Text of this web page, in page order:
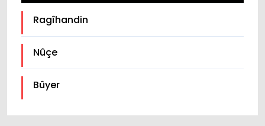
Ragîhandin
Nûçe
Bûyer